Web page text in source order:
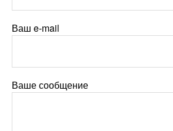
Ваш e-mail
Ваше сообщение